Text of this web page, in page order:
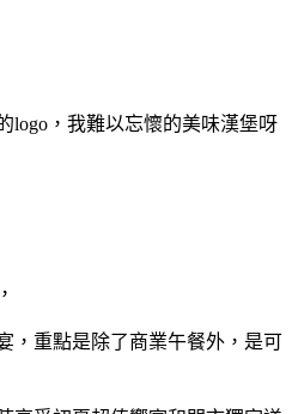
logo，我難以忘懷的美味漢堡呀
，重點是除了商業午餐外，是可